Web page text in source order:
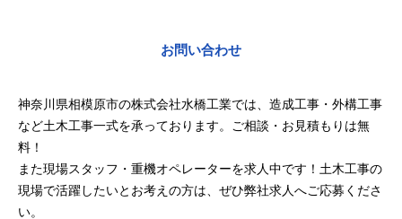
お問い合わせ
神奈川県相模原市の株式会社水橋工業では、造成工事・外構工事
など土木工事一式を承っております。ご相談・お見積もりは無
料！
また現場スタッフ・重機オペレーターを求人中です！土木工事の
現場で活躍したいとお考えの方は、ぜひ弊社求人へご応募くださ
い。